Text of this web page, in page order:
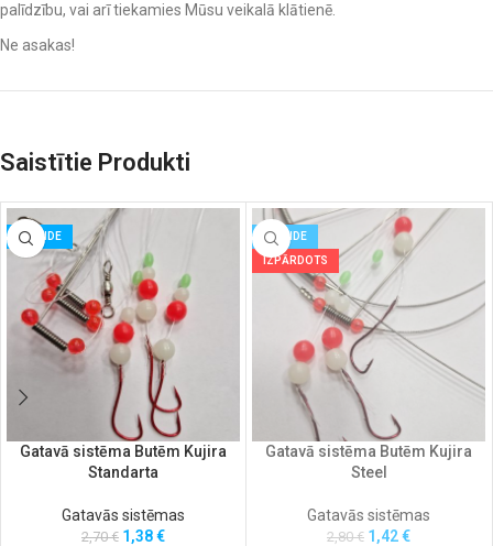
palīdzību, vai arī tiekamies Mūsu veikalā klātienē.
Ne asakas!
Saistītie Produkti
ATLAIDE
Gatavā sistēma Butēm Kujira
Standarta
Gatavās sistēmas
2,70€ 1,38€
ATLAIDE
IZPĀRDOTS
Gatavā sistēma Butēm Kujira
Steel
Gatavās sistēmas
2,80€ 1,42€